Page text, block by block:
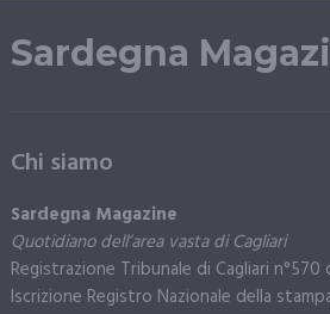
Sardegna
Chi siamo
Sardegna Magazine
Quotidiano dell’area vasta di Cagliari
Registrazione Tribunale di Cagliari n°570
Iscrizione Registro Nazionale della